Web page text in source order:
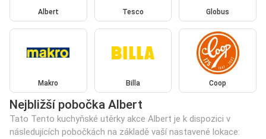
Albert Tesco Globus
Makro Billa Coop
Nejbližší pobočka Albert
Tato Tento kuchyňské utěrky akce Albert je k dispozici v
následujících pobočkách na základě vaší nastavené lokace: